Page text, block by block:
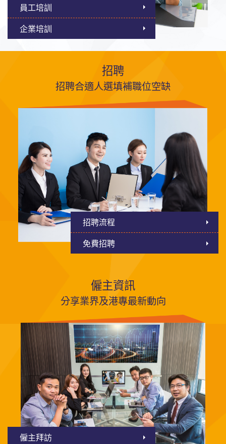
員工培訓
企業培訓
招聘
招聘合適人選填補職位空缺
招聘流程
免費招聘
僱主資訊
分享業界及港專最新動向
僱主拜訪